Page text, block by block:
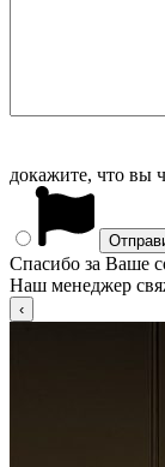
докажите, что вы
Спасибо за Ваше
Наш менеджер